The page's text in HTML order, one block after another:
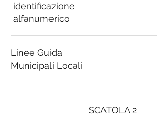
SCATOLA 2
identificazione
alfanumerico
Linee Guida
Municipali Locali